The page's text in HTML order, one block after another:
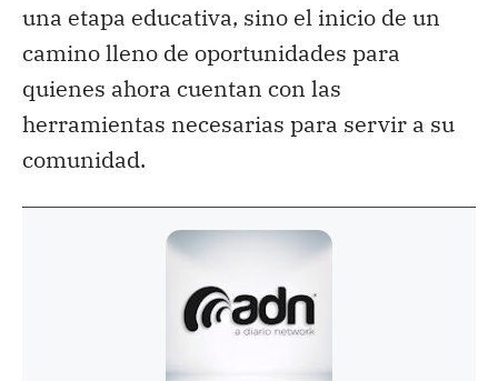
una etapa educativa, sino el inicio de un
camino lleno de oportunidades para
quienes ahora cuentan con las
herramientas necesarias para servir a su
comunidad.